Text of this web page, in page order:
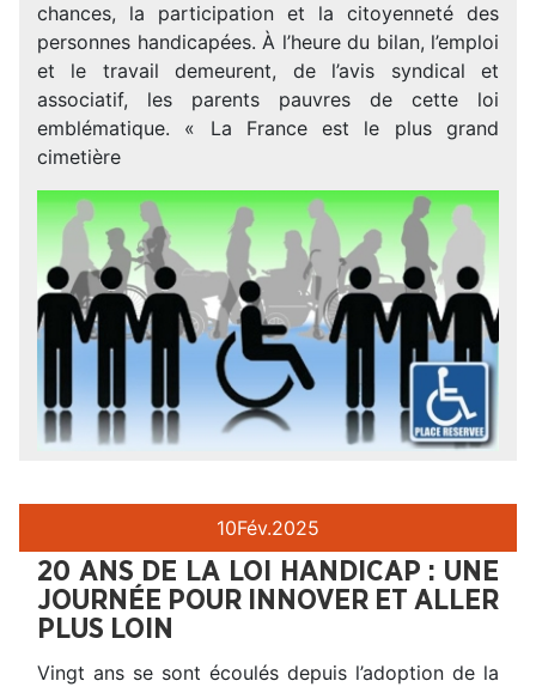
chances, la participation et la citoyenneté des
personnes handicapées. À l’heure du bilan, l’emploi
et le travail demeurent, de l’avis syndical et
associatif, les parents pauvres de cette loi
emblématique. « La France est le plus grand
cimetière
10Fév.2025
20 ANS DE LA LOI HANDICAP : UNE
JOURNÉE POUR INNOVER ET ALLER
PLUS LOIN
Vingt ans se sont écoulés depuis l’adoption de la